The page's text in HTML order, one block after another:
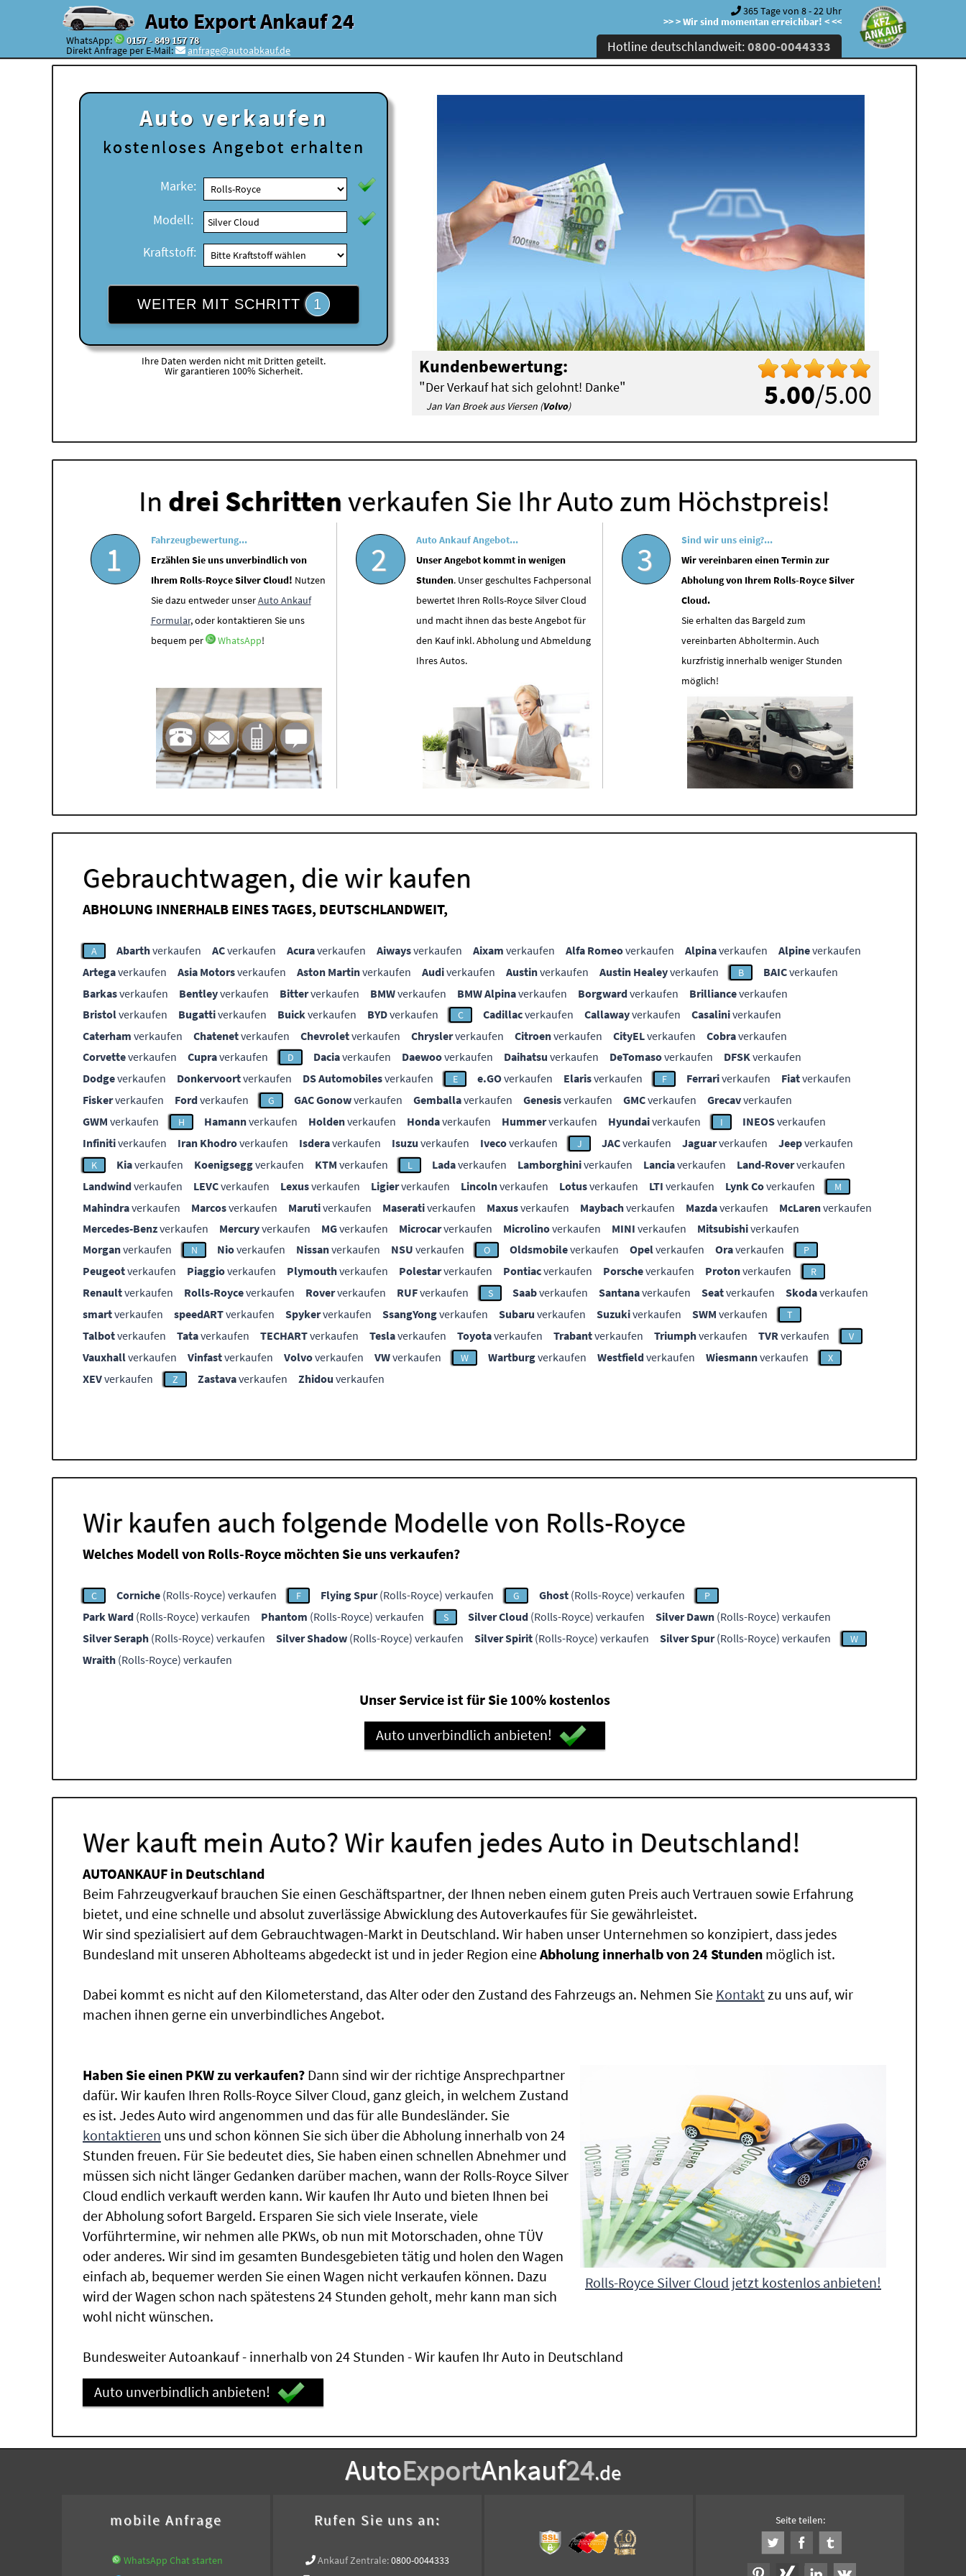
Auto Export Ankauf 24
WhatsApp: 0157 - 849 157 78
Direkt Anfrage per E-Mail: anfrage@autoabkauf.de
365 Tage von 8 - 22 Uhr
>> > Wir sind momentan erreichbar! < <<
Hotline deutschlandweit:0800-0044333
Auto verkaufen
kostenloses Angebot erhalten
Marke:
Modell:
Kraftstoff:
WEITER MIT SCHRITT 1
Ihre Daten werden nicht mit Dritten geteilt.
Wir garantieren 100% Sicherheit.
5.00/5.00
Kundenbewertung:
"Der Verkauf hat sich gelohnt! Danke"
Jan Van Broek aus Viersen (Volvo)
In drei Schrittenverkaufen Sie Ihr Auto zum Höchstpreis!
1
Fahrzeugbewertung...
Erzählen Sie uns unverbindlich von
Ihrem Rolls-Royce Silver Cloud! Nutzen
Sie dazu entweder unserAuto Ankauf
Formular, oder kontaktieren Sie uns
bequem per
WhatsApp!
2
Auto Ankauf Angebot...
Unser Angebot kommt in wenigen
Stunden. Unser geschultes Fachpersonal
bewertet Ihren Rolls-Royce Silver Cloud
und macht ihnen das beste Angebot für
den Kauf inkl. Abholung und Abmeldung
Ihres Autos.
3
Sind wir uns einig?...
Wir vereinbaren einen Termin zur
Abholung von Ihrem Rolls-Royce Silver
Cloud.
Sie erhalten das Bargeld zum
vereinbarten Abholtermin. Auch
kurzfristig innerhalb weniger Stunden
möglich!
Gebrauchtwagen, die wir kaufen
ABHOLUNG INNERHALB EINES TAGES, DEUTSCHLANDWEIT,
A Abarthverkaufen ACverkaufen Acuraverkaufen Aiwaysverkaufen Aixam verkaufen Alfa Romeoverkaufen Alpinaverkaufen Alpineverkaufen
Artegaverkaufen Asia Motorsverkaufen Aston Martinverkaufen Audiverkaufen Austinverkaufen Austin Healeyverkaufen B BAICverkaufen
Barkasverkaufen Bentleyverkaufen Bitterverkaufen BMWverkaufen BMW Alpinaverkaufen Borgwardverkaufen Brillianceverkaufen
Bristolverkaufen Bugattiverkaufen Buickverkaufen BYDverkaufen C Cadillacverkaufen Callawayverkaufen Casaliniverkaufen
Caterham verkaufen Chatenetverkaufen Chevroletverkaufen Chryslerverkaufen Citroenverkaufen CityELverkaufen Cobraverkaufen
Corvetteverkaufen Cupraverkaufen D Daciaverkaufen Daewooverkaufen Daihatsu verkaufen DeTomasoverkaufen DFSKverkaufen
Dodgeverkaufen Donkervoortverkaufen DS Automobilesverkaufen E e.GOverkaufen Elarisverkaufen F Ferrariverkaufen Fiatverkaufen
Fiskerverkaufen Fordverkaufen G GAC Gonowverkaufen Gemballaverkaufen Genesisverkaufen GMCverkaufen Grecavverkaufen
GWM verkaufen H Hamannverkaufen Holdenverkaufen Hondaverkaufen Hummerverkaufen Hyundaiverkaufen I INEOSverkaufen
Infinitiverkaufen Iran Khodroverkaufen Isderaverkaufen Isuzu verkaufen Ivecoverkaufen J JACverkaufen Jaguarverkaufen Jeepverkaufen
K Kiaverkaufen Koenigseggverkaufen KTM verkaufen L Ladaverkaufen Lamborghiniverkaufen Lanciaverkaufen Land-Roververkaufen
Landwindverkaufen LEVCverkaufen Lexusverkaufen Ligierverkaufen Lincolnverkaufen Lotusverkaufen LTI verkaufen Lynk Coverkaufen M
Mahindraverkaufen Marcosverkaufen Marutiverkaufen Maserativerkaufen Maxusverkaufen Maybachverkaufen Mazdaverkaufen McLarenverkaufen
Mercedes-Benzverkaufen Mercuryverkaufen MGverkaufen Microcarverkaufen Microlinoverkaufen MINI verkaufen Mitsubishiverkaufen
Morganverkaufen N Nioverkaufen Nissanverkaufen NSU verkaufen O Oldsmobileverkaufen Opelverkaufen Oraverkaufen P
Peugeotverkaufen Piaggioverkaufen Plymouthverkaufen Polestarverkaufen Pontiacverkaufen Porscheverkaufen Protonverkaufen R
Renaultverkaufen Rolls-Royceverkaufen Roververkaufen RUFverkaufen S Saabverkaufen Santanaverkaufen Seatverkaufen Skodaverkaufen
smartverkaufen speedARTverkaufen Spykerverkaufen SsangYongverkaufen Subaru verkaufen Suzukiverkaufen SWM verkaufen T
Talbotverkaufen Tataverkaufen TECHARTverkaufen Teslaverkaufen Toyotaverkaufen Trabantverkaufen Triumphverkaufen TVRverkaufen V
Vauxhallverkaufen Vinfastverkaufen Volvoverkaufen VWverkaufen W Wartburgverkaufen Westfieldverkaufen Wiesmannverkaufen X
XEVverkaufen Z Zastavaverkaufen Zhidou verkaufen
Wir kaufen auch folgende Modelle von Rolls-Royce
Welches Modell von Rolls-Royce möchten Sie uns verkaufen?
C Corniche (Rolls-Royce) verkaufen F Flying Spur(Rolls-Royce) verkaufen G Ghost (Rolls-Royce) verkaufen P
Park Ward (Rolls-Royce) verkaufen Phantom (Rolls-Royce) verkaufen S Silver Cloud (Rolls-Royce) verkaufen Silver Dawn (Rolls-Royce) verkaufen
Silver Seraph (Rolls-Royce) verkaufen Silver Shadow (Rolls-Royce) verkaufen Silver Spirit (Rolls-Royce) verkaufen Silver Spur(Rolls-Royce) verkaufen W
Wraith (Rolls-Royce) verkaufen
Unser Service ist für Sie 100% kostenlos
Auto unverbindlich anbieten!
Wer kauft mein Auto? Wir kaufen jedes Auto in Deutschland!
AUTOANKAUF in Deutschland
Beim Fahrzeugverkauf brauchen Sie einen Geschäftspartner, der Ihnen neben einem guten Preis auch Vertrauen sowie Erfahrung
bietet, und eine schnelle und absolut zuverlässige Abwicklung des Autoverkaufes für Sie gewährleistet.
Wir sind spezialisiert auf dem Gebrauchtwagen-Markt in Deutschland. Wir haben unser Unternehmen so konzipiert, dass jedes
Bundesland mit unseren Abholteams abgedeckt ist und in jeder Region eineAbholung innerhalb von 24 Stunden möglich ist.
Dabei kommt es nicht auf den Kilometerstand, das Alter oder den Zustand des Fahrzeugs an. Nehmen Sie Kontaktzu uns auf, wir
machen ihnen gerne ein unverbindliches Angebot.
Rolls-Royce Silver Cloud jetzt kostenlos anbieten!
Haben Sie einen PKW zu verkaufen? Dann sind wir der richtige Ansprechpartner
dafür. Wir kaufen Ihren Rolls-Royce Silver Cloud, ganz gleich, in welchem Zustand
es ist. Jedes Auto wird angenommen und das für alle Bundesländer. Sie
kontaktieren uns und schon können Sie sich über die Abholung innerhalb von 24
Stunden freuen. Für Sie bedeutet dies, Sie haben einen schnellen Abnehmer und
müssen sich nicht länger Gedanken darüber machen, wann der Rolls-Royce Silver
Cloud endlich verkauft werden kann. Wir kaufen Ihr Auto und bieten Ihnen bei
der Abholung sofort Bargeld. Ersparen Sie sich viele Inserate, viele
Vorführtermine, wir nehmen alle PKWs, ob nun mit Motorschaden, ohne TÜV
oder anderes. Wir sind im gesamten Bundesgebieten tätig und holen den Wagen
einfach ab, bequemer werden Sie einen Wagen nicht verkaufen können. Dazu
wird der Wagen schon nach spätestens 24 Stunden geholt, mehr kann man sich
wohl nicht wünschen.
Bundesweiter Autoankauf - innerhalb von 24 Stunden - Wir kaufen Ihr Auto in Deutschland
Auto unverbindlich anbieten!
AutoExportAnkauf24.de
mobile Anfrage
WhatsApp Chat starten
Rufen Sie uns an:
Ankauf Zentrale:0800-0044333
Seite teilen: